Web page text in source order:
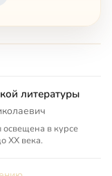
литературы
освещена в курсе
XX века.